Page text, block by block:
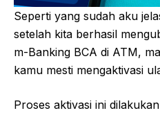
Seperti yang sudah aku
setelah kita berhasil
m-Banking BCA di ATM,
kamu mesti mengaktivasi
Proses aktivasi ini